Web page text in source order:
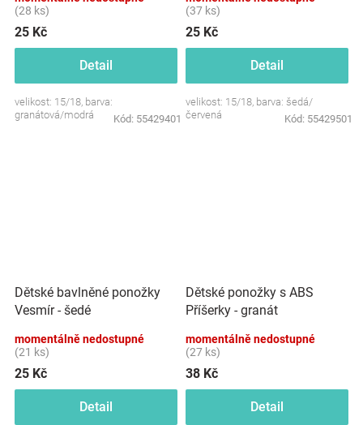
(28 ks)
25 Kč
Detail
velikost: 15/18, barva:
granátová/modrá
Kód: 55429401
(37 ks)
25 Kč
Detail
velikost: 15/18, barva: šedá/
červená
Kód: 55429501
Dětské bavlněné ponožky
Vesmír - šedé
momentálně nedostupné
(21 ks)
25 Kč
Detail
Dětské ponožky s ABS
Příšerky - granát
momentálně nedostupné
(27 ks)
38 Kč
Detail